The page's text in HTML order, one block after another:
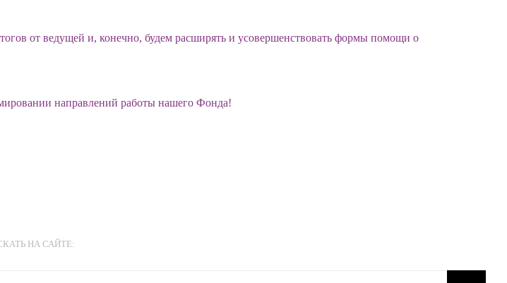
от ведущей и, конечно, будем расширять и усовершенствовать формы помощи о
направлений работы нашего Фонда!
НА САЙТЕ: